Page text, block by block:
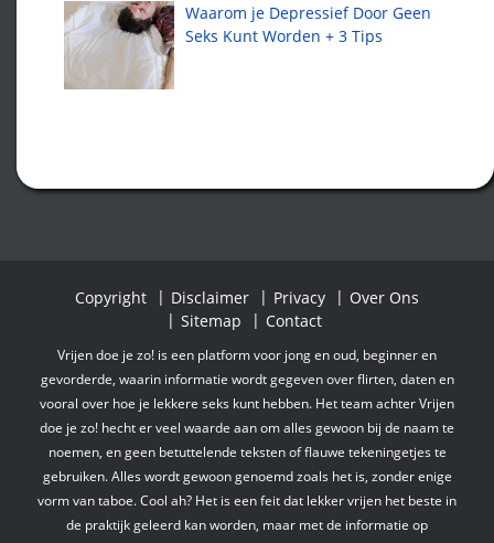
Waarom je Depressief Door Geen
Seks Kunt Worden + 3 Tips
Copyright Disclaimer Privacy
Over Ons
Sitemap
Contact
Vrijen doe je zo! is een platform voor jong en oud, beginner en
gevorderde, waarin informatie wordt gegeven over flirten, daten en
vooral over hoe je lekkere seks kunt hebben. Het team achter Vrijen
doe je zo! hecht er veel waarde aan om alles gewoon bij de naam te
noemen, en geen betuttelende teksten of flauwe tekeningetjes te
gebruiken. Alles wordt gewoon genoemd zoals het is, zonder enige
vorm van taboe. Cool ah? Het is een feit dat lekker vrijen het beste in
de praktijk geleerd kan worden, maar met de informatie op